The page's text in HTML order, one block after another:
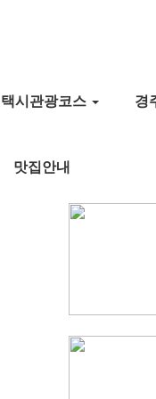
택시관광코스 경
맛집안내